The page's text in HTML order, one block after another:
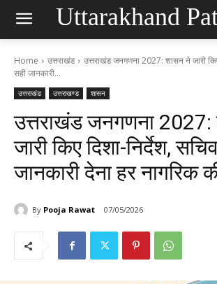
Uttarakhand
Home उत्तराखंड
उत्तराखंड जनगणना 2027: शासन ने जारी
सही जानकारी...
उत्तराखंड उत्तराखण्ड शासन
उत्तराखंड जनगणना
जारी किए दिशा-निर्देश,
जानकारी देना हर नागरिक
By Pooja Rawat 07/05/2026